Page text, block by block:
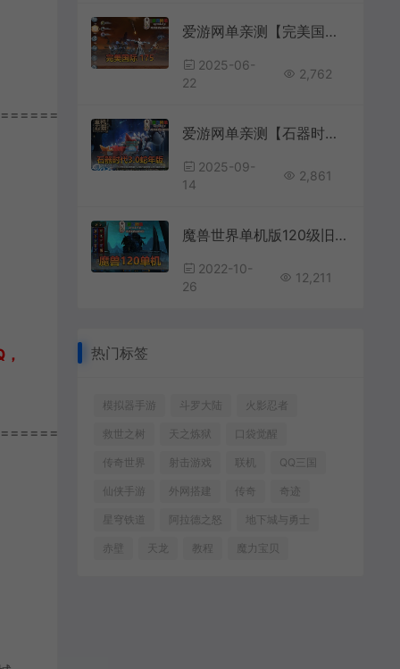
爱游网单亲测【完美国际175】妖猴修复版 带DUBUG命令 EL工具 视频安装教学虚拟机一键端
2025-06-
22
2,762
爱游网单亲测【石器时代3.0】无外挂单机版 快捷内置功能脚本 GM命令可发物品装备充值 虚拟机一键端视频安装教学
2025-09-
14
2,861
魔兽世界单机版120级旧魔837机器人拍卖行新增狐人GM代码免虚拟机一键端
2022-10-
26
12,211
热门标签
模拟器手游 斗罗大陆 火影忍者
救世之树 天之炼狱 口袋觉醒
传奇世界 射击游戏 联机 QQ三国
仙侠手游 外网搭建 传奇 奇迹
星穹铁道 阿拉德之怒 地下城与勇士
赤壁 天龙 教程 魔力宝贝